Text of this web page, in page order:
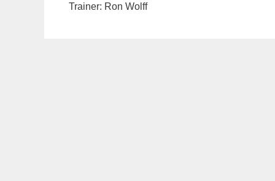
Trainer: Ron Wolff